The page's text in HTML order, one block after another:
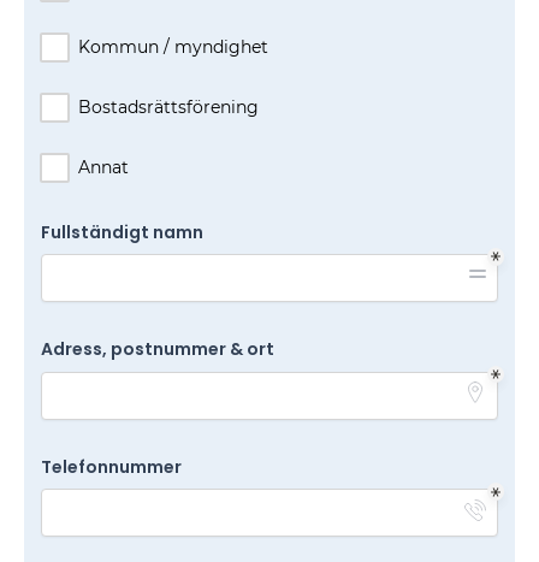
Kommun / myndighet
Bostadsrättsförening
Annat
Fullständigt namn
Adress, postnummer & ort
Telefonnummer